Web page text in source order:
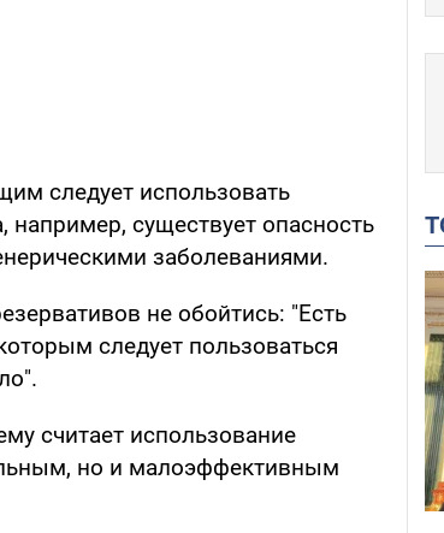
следует использовать
например, существует опасность
заболеваниями.
не обойтись: "Есть
следует пользоваться
считает использование
но и малоэффективным